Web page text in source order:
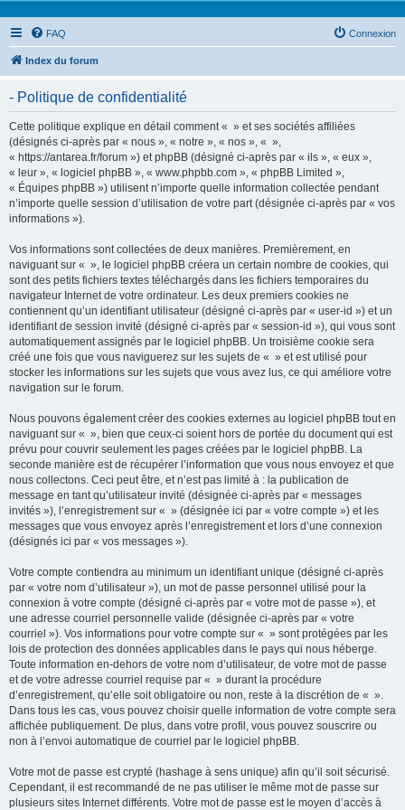
FAQ Connexion
Index du forum
- Politique de confidentialité
Cette politique explique en détail comment « » et ses sociétés affiliées
(désignés ci-après par « nous », « notre », « nos », « »,
« https://antarea.fr/forum ») et phpBB (désigné ci-après par « ils », « eux »,
« leur », « logiciel phpBB », « www.phpbb.com », « phpBB Limited »,
« Équipes phpBB ») utilisent n’importe quelle information collectée pendant
n’importe quelle session d’utilisation de votre part (désignée ci-après par « vos
informations »).
Vos informations sont collectées de deux manières. Premièrement, en
naviguant sur « », le logiciel phpBB créera un certain nombre de cookies, qui
sont des petits fichiers textes téléchargés dans les fichiers temporaires du
navigateur Internet de votre ordinateur. Les deux premiers cookies ne
contiennent qu’un identifiant utilisateur (désigné ci-après par « user-id ») et un
identifiant de session invité (désigné ci-après par « session-id »), qui vous sont
automatiquement assignés par le logiciel phpBB. Un troisième cookie sera
créé une fois que vous naviguerez sur les sujets de « » et est utilisé pour
stocker les informations sur les sujets que vous avez lus, ce qui améliore votre
navigation sur le forum.
Nous pouvons également créer des cookies externes au logiciel phpBB tout en
naviguant sur « », bien que ceux-ci soient hors de portée du document qui est
prévu pour couvrir seulement les pages créées par le logiciel phpBB. La
seconde manière est de récupérer l’information que vous nous envoyez et que
nous collectons. Ceci peut être, et n’est pas limité à : la publication de
message en tant qu’utilisateur invité (désignée ci-après par « messages
invités »), l’enregistrement sur « » (désignée ici par « votre compte ») et les
messages que vous envoyez après l’enregistrement et lors d’une connexion
(désignés ici par « vos messages »).
Votre compte contiendra au minimum un identifiant unique (désigné ci-après
par « votre nom d’utilisateur »), un mot de passe personnel utilisé pour la
connexion à votre compte (désigné ci-après par « votre mot de passe »), et
une adresse courriel personnelle valide (désignée ci-après par « votre
courriel »). Vos informations pour votre compte sur « » sont protégées par les
lois de protection des données applicables dans le pays qui nous héberge.
Toute information en-dehors de votre nom d’utilisateur, de votre mot de passe
et de votre adresse courriel requise par « » durant la procédure
d’enregistrement, qu’elle soit obligatoire ou non, reste à la discrétion de « ».
Dans tous les cas, vous pouvez choisir quelle information de votre compte sera
affichée publiquement. De plus, dans votre profil, vous pouvez souscrire ou
non à l’envoi automatique de courriel par le logiciel phpBB.
Votre mot de passe est crypté (hashage à sens unique) afin qu’il soit sécurisé.
Cependant, il est recommandé de ne pas utiliser le même mot de passe sur
plusieurs sites Internet différents. Votre mot de passe est le moyen d’accès à